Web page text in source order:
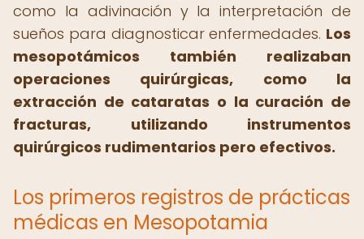
como la adivinación y la interpretación de
sueños para diagnosticar enfermedades. Los
mesopotámicos también realizaban
operaciones quirúrgicas, como la
extracción de cataratas o la curación de
fracturas, utilizando instrumentos
quirúrgicos rudimentarios pero efectivos.
Los primeros registros de prácticas
médicas en Mesopotamia